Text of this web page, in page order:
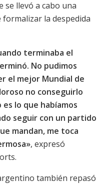
se llevó a cabo una
la despedida
terminaba el
No pudimos
el mejor Mundial de
no conseguirlo
lo que habíamos
seguir con un partido
mandan, me toca
, expresó
también repasó